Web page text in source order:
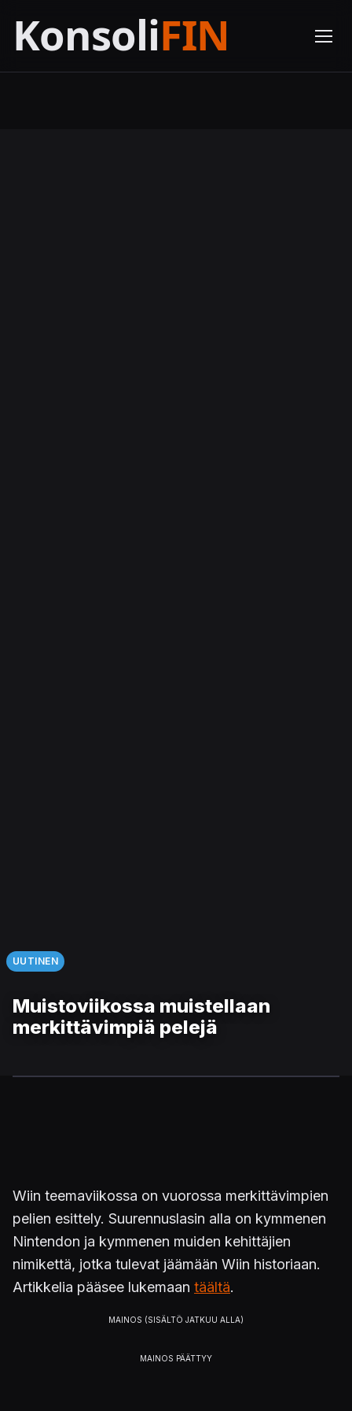
UUTINEN
Muistoviikossa muistellaan
merkittävimpiä pelejä
Wiin teemaviikossa on vuorossa merkittävimpien
pelien esittely. Suurennuslasin alla on kymmenen
Nintendon ja kymmenen muiden kehittäjien
nimikettä, jotka tulevat jäämään Wiin historiaan.
Artikkelia pääsee lukemaan täältä.